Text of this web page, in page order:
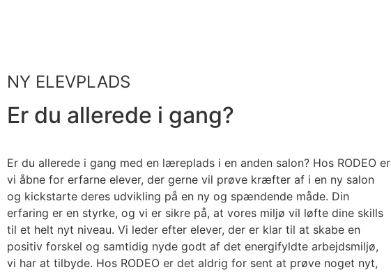
NY ELEVPLADS
Er du allerede i gang?
Er du allerede i gang med en læreplads i en anden salon? Hos RODEO er
vi åbne for erfarne elever, der gerne vil prøve kræfter af i en ny salon
og kickstarte deres udvikling på en ny og spændende måde. Din
erfaring er en styrke, og vi er sikre på, at vores miljø vil løfte dine skills
til et helt nyt niveau. Vi leder efter elever, der er klar til at skabe en
positiv forskel og samtidig nyde godt af det energifyldte arbejdsmiljø,
vi har at tilbyde. Hos RODEO er det aldrig for sent at prøve noget nyt,